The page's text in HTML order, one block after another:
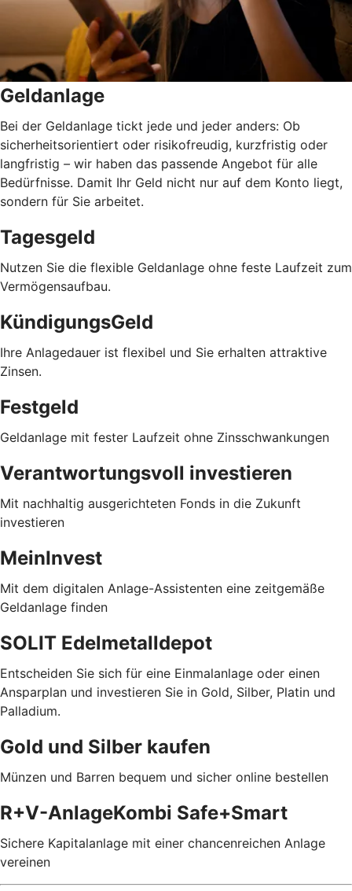
Geldanlage
Bei der Geldanlage tickt jede und jeder anders: Ob
sicherheitsorientiert oder risikofreudig, kurzfristig oder
langfristig – wir haben das passende Angebot für alle
Bedürfnisse. Damit Ihr Geld nicht nur auf dem Konto liegt,
sondern für Sie arbeitet.
Tagesgeld
Nutzen Sie die flexible Geldanlage ohne feste Laufzeit zum
Vermögensaufbau.
KündigungsGeld
Ihre Anlagedauer ist flexibel und Sie erhalten attraktive
Zinsen.
Festgeld
Geldanlage mit fester Laufzeit ohne Zinsschwankungen
Verantwortungsvoll investieren
Mit nachhaltig ausgerichteten Fonds in die Zukunft
investieren
MeinInvest
Mit dem digitalen Anlage-Assistenten eine zeitgemäße
Geldanlage finden
SOLIT Edelmetalldepot
Entscheiden Sie sich für eine Einmalanlage oder einen
Ansparplan und investieren Sie in Gold, Silber, Platin und
Palladium.
Gold und Silber kaufen
Münzen und Barren bequem und sicher online bestellen
R+V-AnlageKombi Safe+Smart
Sichere Kapitalanlage mit einer chancenreichen Anlage
vereinen